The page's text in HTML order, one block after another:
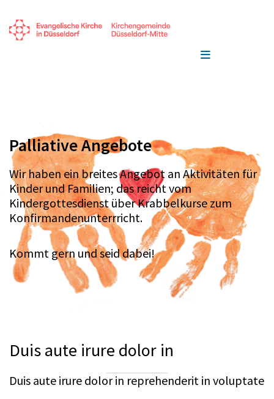
Palliative Angebote
Wir haben ein breites Angebot an Aktivitäten für
Kinder und Familien; das reicht vom
Kindergottesdienst über Krabbelkurse zum
Konfirmandenunterrricht.
Kommt gern und seid dabei!
Duis aute irure dolor in
Duis aute irure dolor in reprehenderit in voluptate